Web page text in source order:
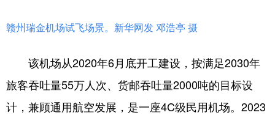
赣州瑞金机场试飞场景。新华网发 邓浩亭 摄
该机场从2020年6月底开工建设，按满足2030年
旅客吞吐量55万人次、货邮吞吐量2000吨的目标设
计，兼顾通用航空发展，是一座4C级民用机场。2023